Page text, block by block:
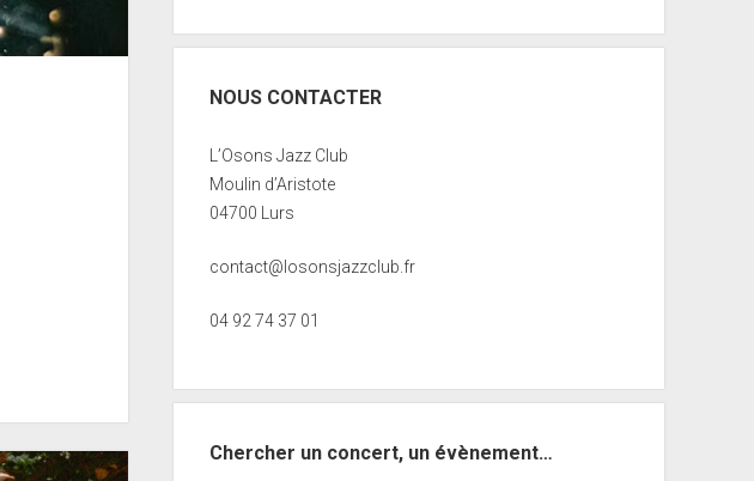
NOUS CONTACTER
L’Osons Jazz Club
Moulin d’Aristote
04700 Lurs
contact@losonsjazzclub.fr
04 92 74 37 01
Chercher un concert, un évènement…